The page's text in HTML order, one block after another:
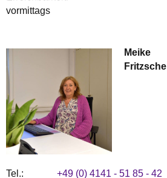
vormittags
Meike
Fritzsche
Tel.: +49 (0) 4141 - 51 85 - 42